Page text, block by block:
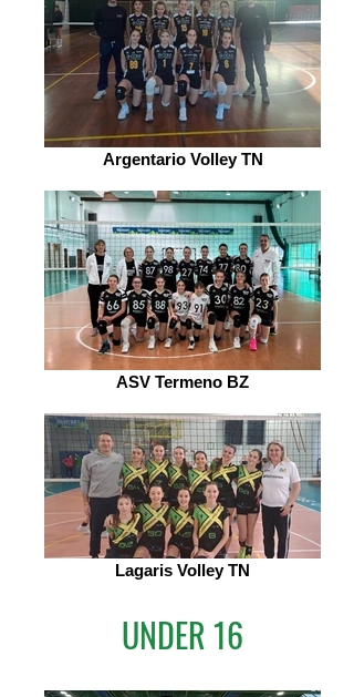
Argentario Volley TN
ASV Termeno BZ
Lagaris Volley TN
UNDER 16